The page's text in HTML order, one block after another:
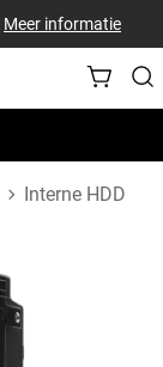
Meer informatie
Interne HDD